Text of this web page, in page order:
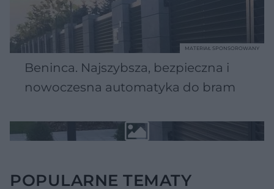
Beninca. Najszybsza, bezpieczna i
nowoczesna automatyka do bram
MATERIAŁ SPONSOROWANY
POPULARNE TEMATY